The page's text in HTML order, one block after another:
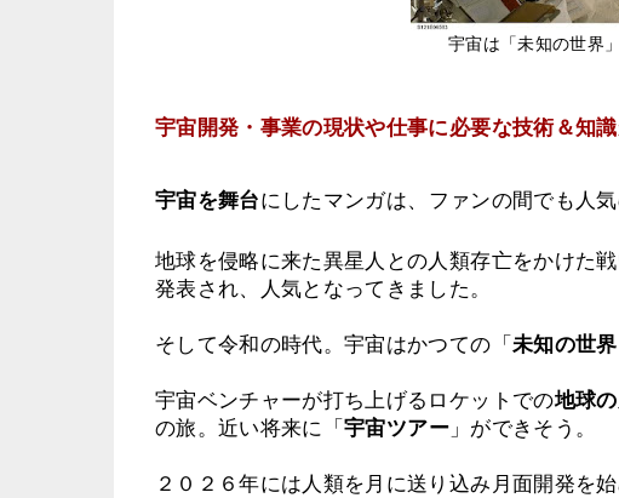
宇宙は「未知の世界
宇宙開発・事業の現状や仕事に必要な技術＆知
宇宙を舞台にしたマンガは、ファンの間でも人気
地球を侵略に来た異星人との人類存亡をかけた
発表され、人気となってきました。
そして令和の時代。宇宙はかつての「 未知の世界
宇宙ベンチャーが打ち上げるロケットでの地球
の旅。近い将来に「宇宙ツアー」ができそう。
２０２６年には人類を月に送り込み月面開発を始